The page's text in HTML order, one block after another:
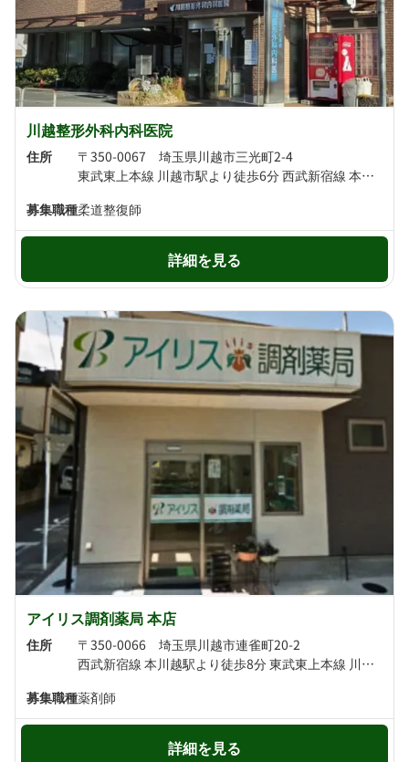
川越整形外科内科医院
住所
〒350-0067 埼玉県川越市三光町2-4
東武東上本線 川越市駅より徒歩6分 西武新宿線 本川越駅より徒歩8分
募集職種柔道整復師
詳細を見る
アイリス調剤薬局 本店
住所
〒350-0066 埼玉県川越市連雀町20-2
西武新宿線 本川越駅より徒歩8分 東武東上本線 川越市駅より徒歩10分
募集職種薬剤師
詳細を見る